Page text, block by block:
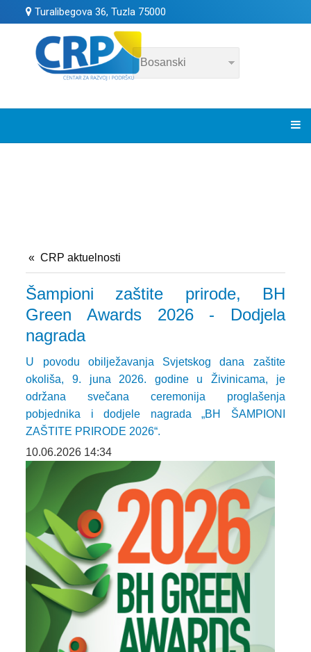
Turalibegova 36, Tuzla 75000
CRP aktuelnosti
Šampioni zaštite prirode, BH
Green Awards 2026 - Dodjela
nagrada
U povodu obilježavanja Svjetskog dana zaštite
okoliša, 9. juna 2026. godine u Živinicama, je
održana svečana ceremonija proglašenja
pobjednika i dodjele nagrada „BH ŠAMPIONI
ZAŠTITE PRIRODE 2026“.
10.06.2026 14:34